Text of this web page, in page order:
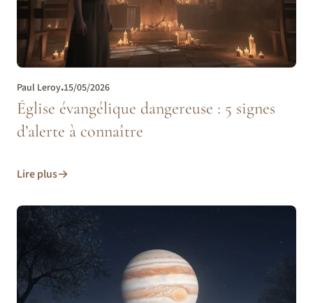
Paul Leroy.15/05/2026
Église évangélique dangereuse : 5 signes
d’alerte à connaître
Lire plus